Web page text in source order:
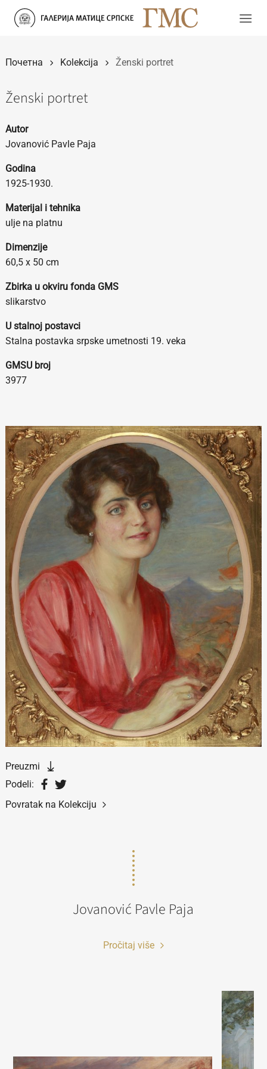
Прескочи
Почетна Kolekcija Ženski portret
Ženski portret
Autor
Jovanović Pavle Paja
Godina
1925-1930.
Materijal i tehnika
ulje na platnu
Dimenzije
60,5 x 50 cm
Zbirka u okviru fonda GMS
slikarstvo
U stalnoj postavci
Stalna postavka srpske umetnosti 19. veka
GMSU broj
3977
Preuzmi
Podeli:
Povratak na Kolekciju
Jovanović Pavle Paja
Pročitaj više